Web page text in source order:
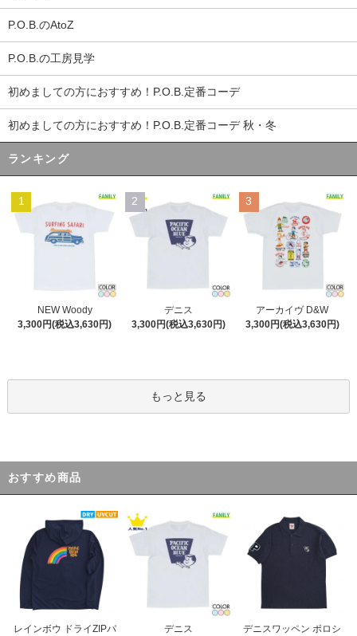
P.O.B.のAtoZ
P.O.B.の工房見学
初めましての方におすすめ！P.O.B.定番コーデ
初めましての方におすすめ！P.O.B.定番コーデ 秋・冬
ランキング
1
NEW Woody
3,300円(税込3,630円)
2
デニス
3,300円(税込3,630円)
3
アーカイヴ D&W
3,300円(税込3,630円)
もっと見る
おすすめ商品
レインボウ ドライZIPパ
デニス
デニスワッペン ポロシ